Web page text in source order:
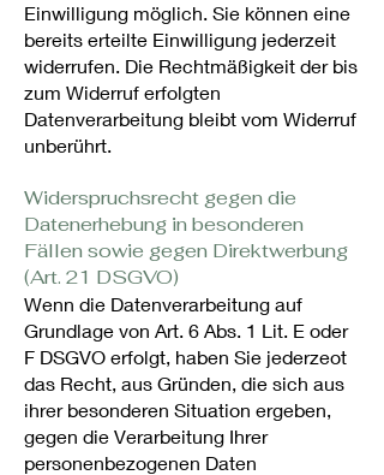
Einwilligung möglich. Sie können eine
bereits erteilte Einwilligung jederzeit
widerrufen. Die Rechtmäßigkeit der bis
zum Widerruf erfolgten
Datenverarbeitung bleibt vom Widerruf
unberührt.
Widerspruchsrecht gegen die
Datenerhebung in besonderen
Fällen sowie gegen Direktwerbung
(Art. 21 DSGVO)
Wenn die Datenverarbeitung auf
Grundlage von Art. 6 Abs. 1 Lit. E oder
F DSGVO erfolgt, haben Sie jederzeot
das Recht, aus Gründen, die sich aus
ihrer besonderen Situation ergeben,
gegen die Verarbeitung Ihrer
personenbezogenen Daten